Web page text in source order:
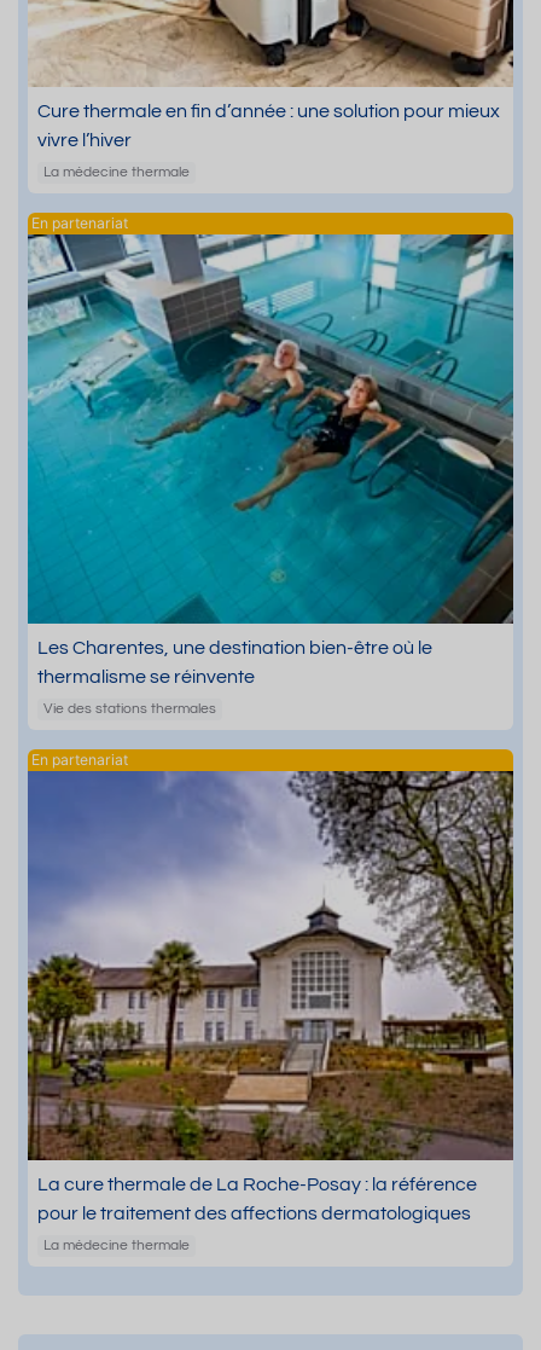
Cure thermale en fin d’année : une solution pour mieux
vivre l’hiver
La médecine thermale
Les Charentes, une destination bien-être où le
thermalisme se réinvente
Vie des stations thermales
La cure thermale de La Roche-Posay : la référence
pour le traitement des affections dermatologiques
La médecine thermale